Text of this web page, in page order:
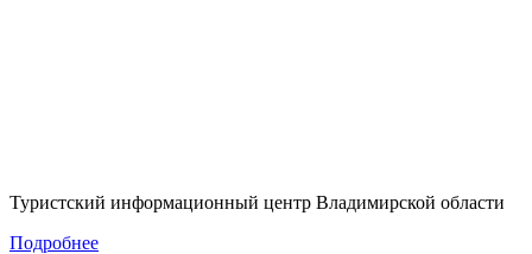
Туристский информационный центр Владимирской области
Подробнее